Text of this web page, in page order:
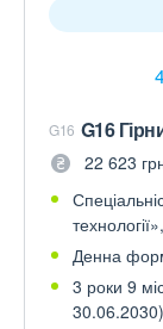
G16 G16
22 623
Денна
3 роки 9